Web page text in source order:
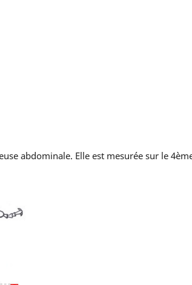
abdominale. Elle est mesurée sur le